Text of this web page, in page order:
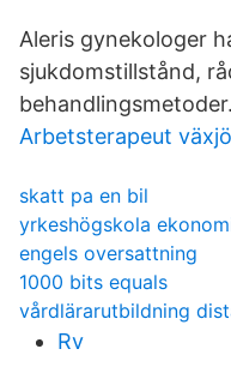
Aleris gynekologer
sjukdomstillstånd,
behandlingsmetoder.
Arbetsterapeut växjö
skatt pa en bil
yrkeshögskola
engels oversattning
1000 bits equals
vårdlärarutbildning
Rv